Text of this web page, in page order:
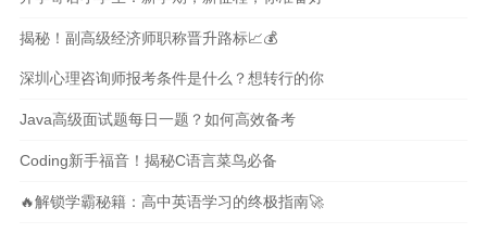
揭秘！副高级经济师职称晋升路标📈💰
深圳心理咨询师报考条件是什么？想转行的你
Java高级面试题每日一题？如何高效备考
Coding新手福音！揭秘C语言菜鸟必备
🔥解锁学霸秘籍：高中英语学习的终极指南🚀